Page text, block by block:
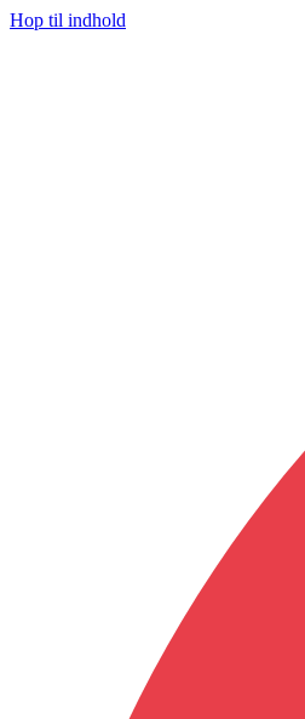
Hop til indhold